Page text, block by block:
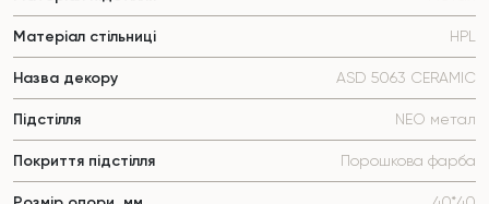
Матеріал стільниці HPL
Назва декору ASD 5063 CERAMIC
Підстілля NEO метал
Покриття підстілля Порошкова фарба